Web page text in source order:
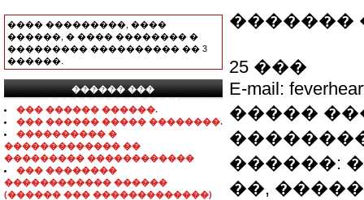
���� ���������, ����
������, � ���� �������� �
��������� ���������� �� 3
������.
������ ���
���������������
��� ������ ������.
��� ������ ����� ��������.
���������� �
������������� ��
��������� ������������
��� ��������
������������ ������
(������ ��� �������������)
�������
25 ���
E-mail:
�����
������:
��,